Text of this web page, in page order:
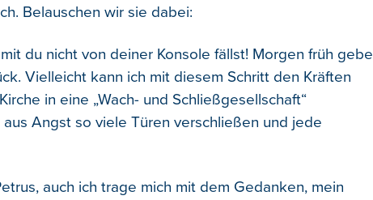
Belauschen wir sie dabei:
du nicht von deiner Konsole fällst! Morgen früh gebe
Vielleicht kann ich mit diesem Schritt den Kräften
in eine „Wach- und Schließgesellschaft“
Angst so viele Türen ver­schließen und jede
auch ich trage mich mit dem Gedanken, mein